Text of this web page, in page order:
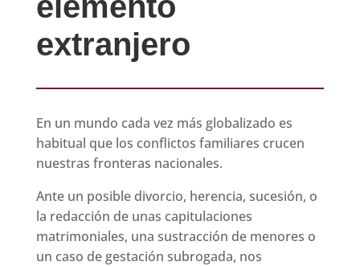
extranjero
En un mundo cada vez más globalizado es
habitual que los conflictos familiares crucen
nuestras fronteras nacionales.
Ante un posible divorcio, herencia, sucesión, o
la redacción de unas capitulaciones
matrimoniales, una sustracción de menores o
un caso de gestación subrogada, nos